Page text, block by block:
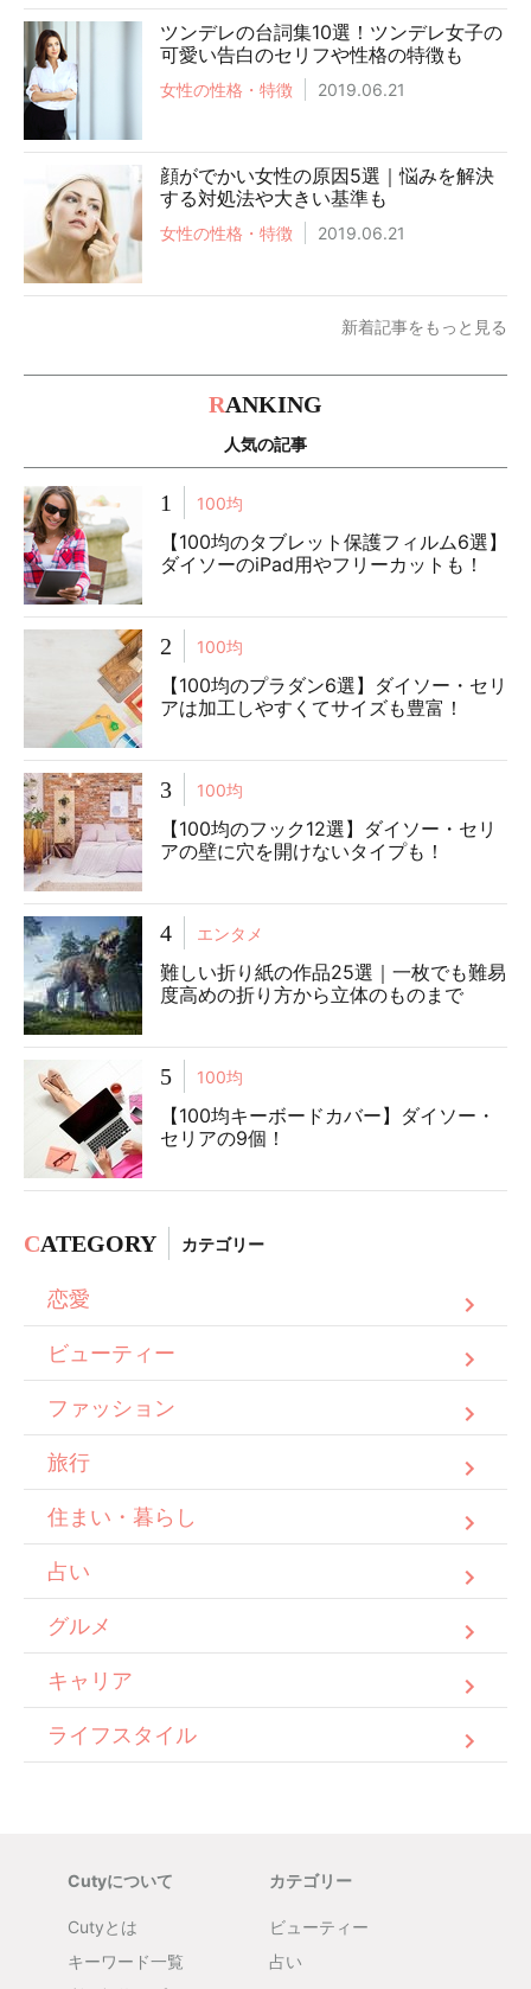
ツンデレの台詞集10選！ツンデレ女子の
可愛い告白のセリフや性格の特徴も
女性の性格・特徴 2019.06.21
顔がでかい女性の原因5選｜悩みを解決
する対処法や大きい基準も
女性の性格・特徴 2019.06.21
新着記事をもっと見る
RANKING
人気の記事
1 100均
【100均のタブレット保護フィルム6選】
ダイソーのiPad用やフリーカットも！
2 100均
【100均のプラダン6選】ダイソー・セリ
アは加工しやすくてサイズも豊富！
3 100均
【100均のフック12選】ダイソー・セリ
アの壁に穴を開けないタイプも！
4 エンタメ
難しい折り紙の作品25選｜一枚でも難易
度高めの折り方から立体のものまで
5 100均
【100均キーボードカバー】ダイソー・
セリアの9個！
CATEGORY カテゴリー
恋愛
ビューティー
ファッション
旅行
住まい・暮らし
占い
グルメ
キャリア
ライフスタイル
Cutyについて
Cutyとは
キーワード一覧
カテゴリー
ビューティー
占い